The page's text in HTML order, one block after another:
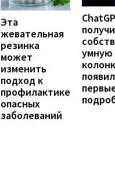
Эта
жевательная
резинка
может
изменить
подход к
профилактике
опасных
заболеваний
умную